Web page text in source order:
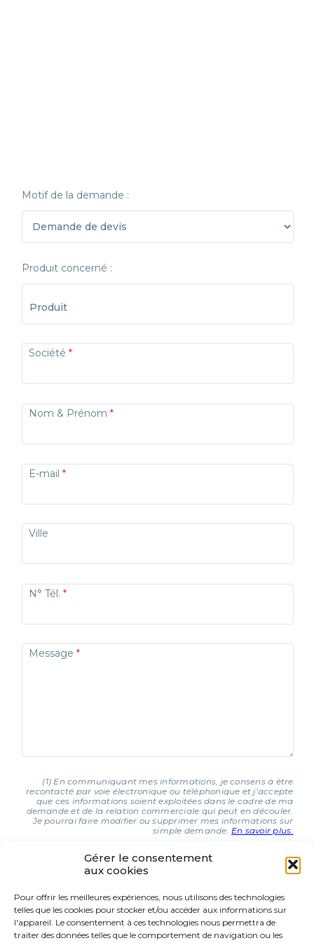
Gérer le consentement
aux cookies
Pour offrir les meilleures expériences, nous utilisons des technologies
telles que les cookies pour stocker et/ou accéder aux informations sur
l'appareil. Le consentement à ces technologies nous permettra de
traiter des données telles que le comportement de navigation ou les
Motif de la demande :
Produit concerné :
Société
Nom & Prénom
E-mail
Ville
N° Tél.
Message
(1) En communiquant mes informations, je consens à être
recontacté par voie électronique ou téléphonique et j’accepte
que ces informations soient exploitées dans le cadre de ma
demande et de la relation commerciale qui peut en découler.
Je pourrai faire modifier ou supprimer mes informations sur
simple demande. En savoir plus.
J'AI COMPRIS ET J'ACCEPTE (1)
9 Rue d’Italie
68310 Wittelsheim